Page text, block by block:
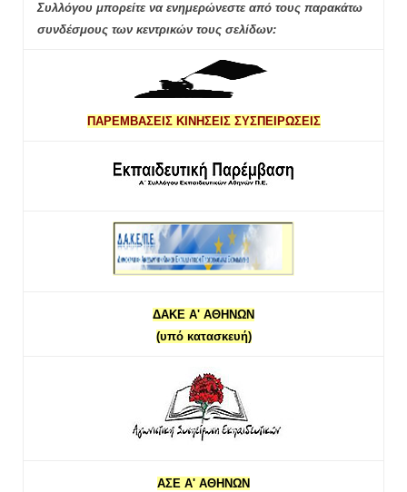
Συλλόγου μπορείτε να ενημερώνεστε από τους παρακάτω
συνδέσμους των κεντρικών τους σελίδων:
ΠΑΡΕΜΒΑΣΕΙΣ ΚΙΝΗΣΕΙΣ ΣΥΣΠΕΙΡΩΣΕΙΣ
ΔΑΚΕ Α' ΑΘΗΝΩΝ
(υπό κατασκευή)
ΑΣΕ Α' ΑΘΗΝΩΝ